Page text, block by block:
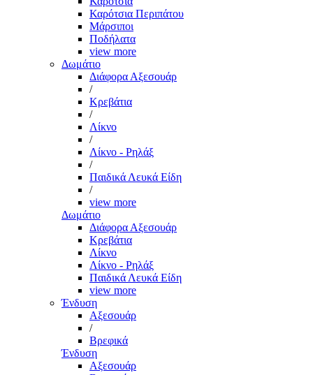
Καρότσια Περιπάτου
Μάρσιποι
Ποδήλατα
view more
Δωμάτιο
Διάφορα Αξεσουάρ
/
Κρεβάτια
/
Λίκνο
/
Λίκνο - Ρηλάξ
/
Παιδικά Λευκά Είδη
/
view more
Δωμάτιο
Διάφορα Αξεσουάρ
Κρεβάτια
Λίκνο
Λίκνο - Ρηλάξ
Παιδικά Λευκά Είδη
view more
Ένδυση
Αξεσουάρ
/
Βρεφικά
Ένδυση
Αξεσουάρ